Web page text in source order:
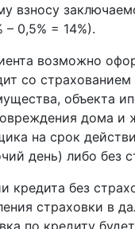
взносу
– 0,5% = 14%).
возможно
со
объекта
дома и
на срок
день) либо без
кредита без
страховки в